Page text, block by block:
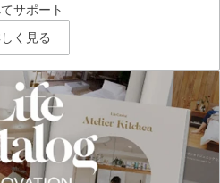
サポート
く見る